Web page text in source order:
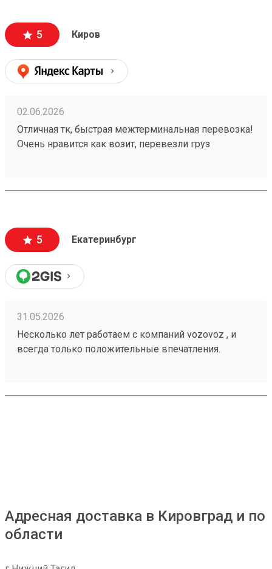
5 Киров
02.06.2026
Отличная тк, быстрая межтерминальная перевозка!
Очень нравится как возит, перевезли груз
5 Екатеринбург
31.05.2026
Несколько лет работаем с компаний vozovoz , и
всегда только положительные впечатления.
можно посмотреть всю интересующую
Адресная доставка в Кировград и по
области